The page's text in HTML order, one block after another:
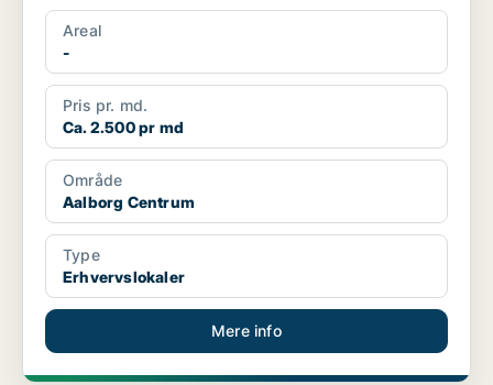
Areal
-
Pris pr. md.
Ca. 2.500 pr md
Område
Aalborg Centrum
Type
Erhvervslokaler
Mere info